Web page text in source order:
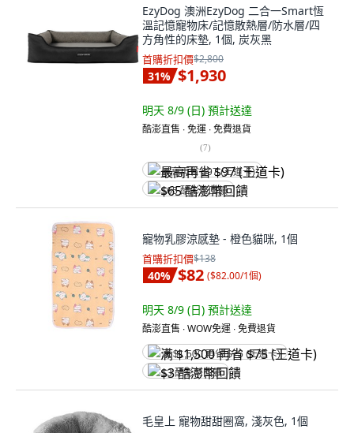
EzyDog 澳洲EzyDog 二合一Smart恆
溫記憶寵物床/記憶散熱層/防水層/四
方角性的床墊, 1個, 炭灰黑
首購折扣價$2,800
31% $1,930
明天 8/9 (日) 預計送達
酷澎直售 ∙ 免運 ∙ 免費退貨
(7)
最高再省 $97 (王道卡)
$65 酷澎幣回饋
寵物乳膠涼感墊 - 橙色貓咪, 1個
首購折扣價$138
40% $82 ($82.00/1個)
明天 8/9 (日) 預計送達
酷澎直售 ∙ WOW免運 ∙ 免費退貨
满 $1,500 再省 $75 (王道卡)
$3 酷澎幣回饋
毛皇上 寵物甜甜圈窩, 淺灰色, 1個